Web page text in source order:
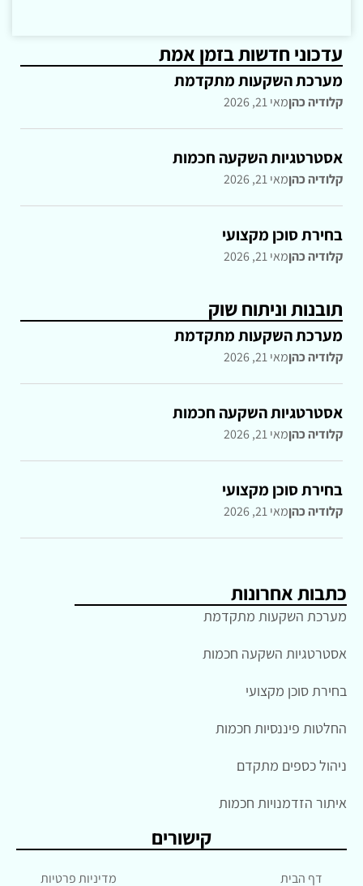
עדכוני חדשות בזמן אמת
מערכת השקעות מתקדמת
קלודיה כהןמאי 21, 2026
אסטרטגיות השקעה חכמות
קלודיה כהןמאי 21, 2026
בחירת סוכן מקצועי
קלודיה כהןמאי 21, 2026
תובנות וניתוח שוק
מערכת השקעות מתקדמת
קלודיה כהןמאי 21, 2026
אסטרטגיות השקעה חכמות
קלודיה כהןמאי 21, 2026
בחירת סוכן מקצועי
קלודיה כהןמאי 21, 2026
כתבות אחרונות
מערכת השקעות מתקדמת
אסטרטגיות השקעה חכמות
בחירת סוכן מקצועי
החלטות פיננסיות חכמות
ניהול כספים מתקדם
איתור הזדמנויות חכמות
קישורים
דף הבית מדיניות פרטיות